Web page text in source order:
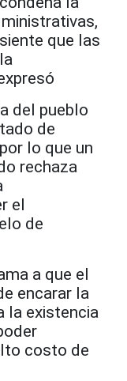
que las
del pueblo
de
lo que un
rechaza
el
de
a que el
encarar la
la existencia
costo de